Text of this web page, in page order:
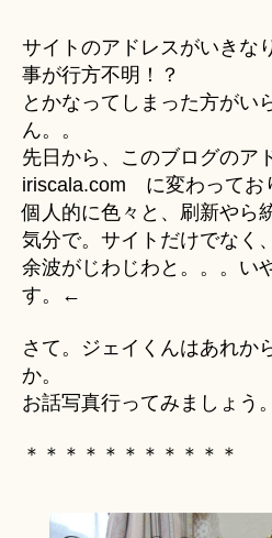
の
サイトのアドレスがいきな
事が行方不明！？
とかなってしまった方がい
ん。。
先日から、このブログのア
iriscala.com に変わってお
個人的に色々と、刷新やら
気分で。サイトだけでなく
余波がじわじわと。。。い
す。←
さて。ジェイくんはあれか
か。
お話写真行ってみましょう。
＊＊＊＊＊＊＊＊＊＊＊